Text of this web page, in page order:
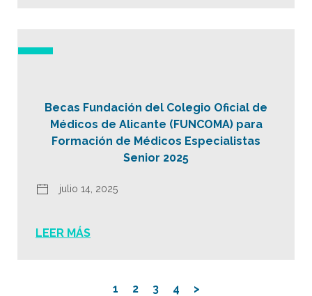
Becas Fundación del Colegio Oficial de
Médicos de Alicante (FUNCOMA) para
Formación de Médicos Especialistas
Senior 2025
julio 14, 2025
LEER MÁS
1 2 3 4 >